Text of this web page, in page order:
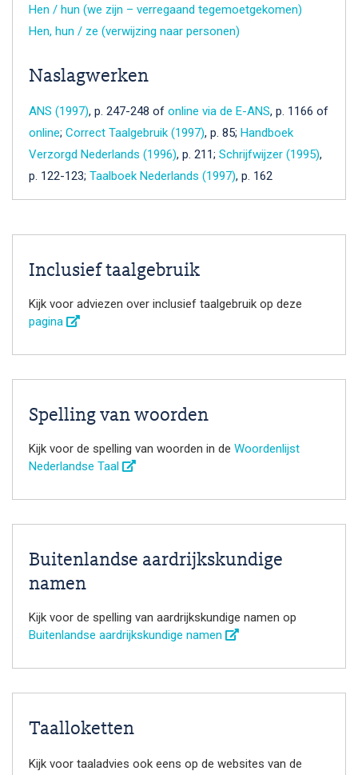
Hen / hun (we zijn – verregaand tegemoetgekomen)
Hen, hun / ze (verwijzing naar personen)
Naslagwerken
ANS (1997), p. 247-248 of online via de E-ANS, p. 1166 of
online; Correct Taalgebruik (1997), p. 85; Handboek
Verzorgd Nederlands (1996), p. 211; Schrijfwijzer (1995),
p. 122-123; Taalboek Nederlands (1997), p. 162
Inclusief taalgebruik
Kijk voor adviezen over inclusief taalgebruik op deze
pagina
Spelling van woorden
Kijk voor de spelling van woorden in de Woordenlijst
Nederlandse Taal
Buitenlandse aardrijkskundige
namen
Kijk voor de spelling van aardrijkskundige namen op
Buitenlandse aardrijkskundige namen
Taalloketten
Kijk voor taaladvies ook eens op de websites van de